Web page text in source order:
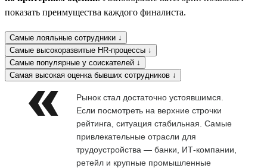
показать преимущества каждого финалиста.
Самые лояльные сотрудники ↓
Самые высокоразвитые HR-процессы ↓
Самые популярные у соискателей ↓
Самая высокая оценка бывших сотрудников ↓
Рынок стал достаточно устоявшимся.
Если посмотреть на верхние строчки
рейтинга, ситуация стабильная. Самые
привлекательные отрасли для
трудоустройства — банки, ИТ-компании,
ретейл и крупные промышленные